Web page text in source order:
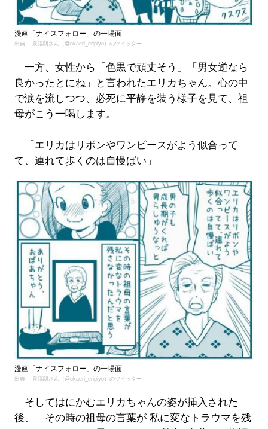
漫画「ナイスフォロー」の一場面
出典： 泉福朗さん（@okaeri_eripiyo）のツイッター
一方、女性から「色黒で頑丈そう」「男女逆なら
良かったとにね」と言われたエリカちゃん。心の中
で涙を流しつつ、必死に平静を装う様子を見て、祖
母がこう一喝します。
「エリカはリボンやワンピースがよう似合って
て、連れて歩くのは自慢ばい」
漫画「ナイスフォロー」の一場面
出典： 泉福朗さん（@okaeri_eripiyo）のツイッター
そしてはにかむエリカちゃんの姿が挿入された
後、「その時の祖母の言葉が 私に変なトラウマを残